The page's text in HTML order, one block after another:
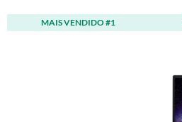
MAIS VENDIDO #1